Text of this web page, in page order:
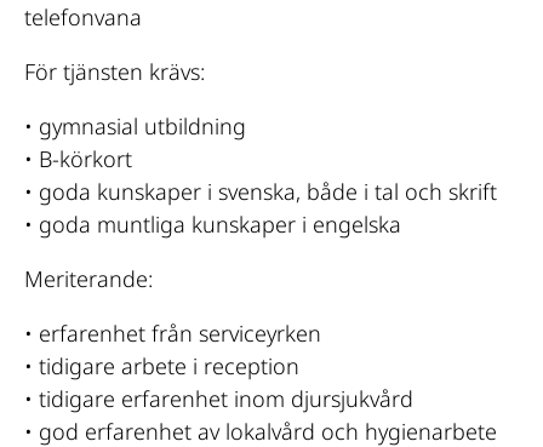
telefonvana
För tjänsten krävs:
• gymnasial utbildning
• B-körkort
• goda kunskaper i svenska, både i tal och skrift
• goda muntliga kunskaper i engelska
Meriterande:
• erfarenhet från serviceyrken
• tidigare arbete i reception
• tidigare erfarenhet inom djursjukvård
• god erfarenhet av lokalvård och hygienarbete